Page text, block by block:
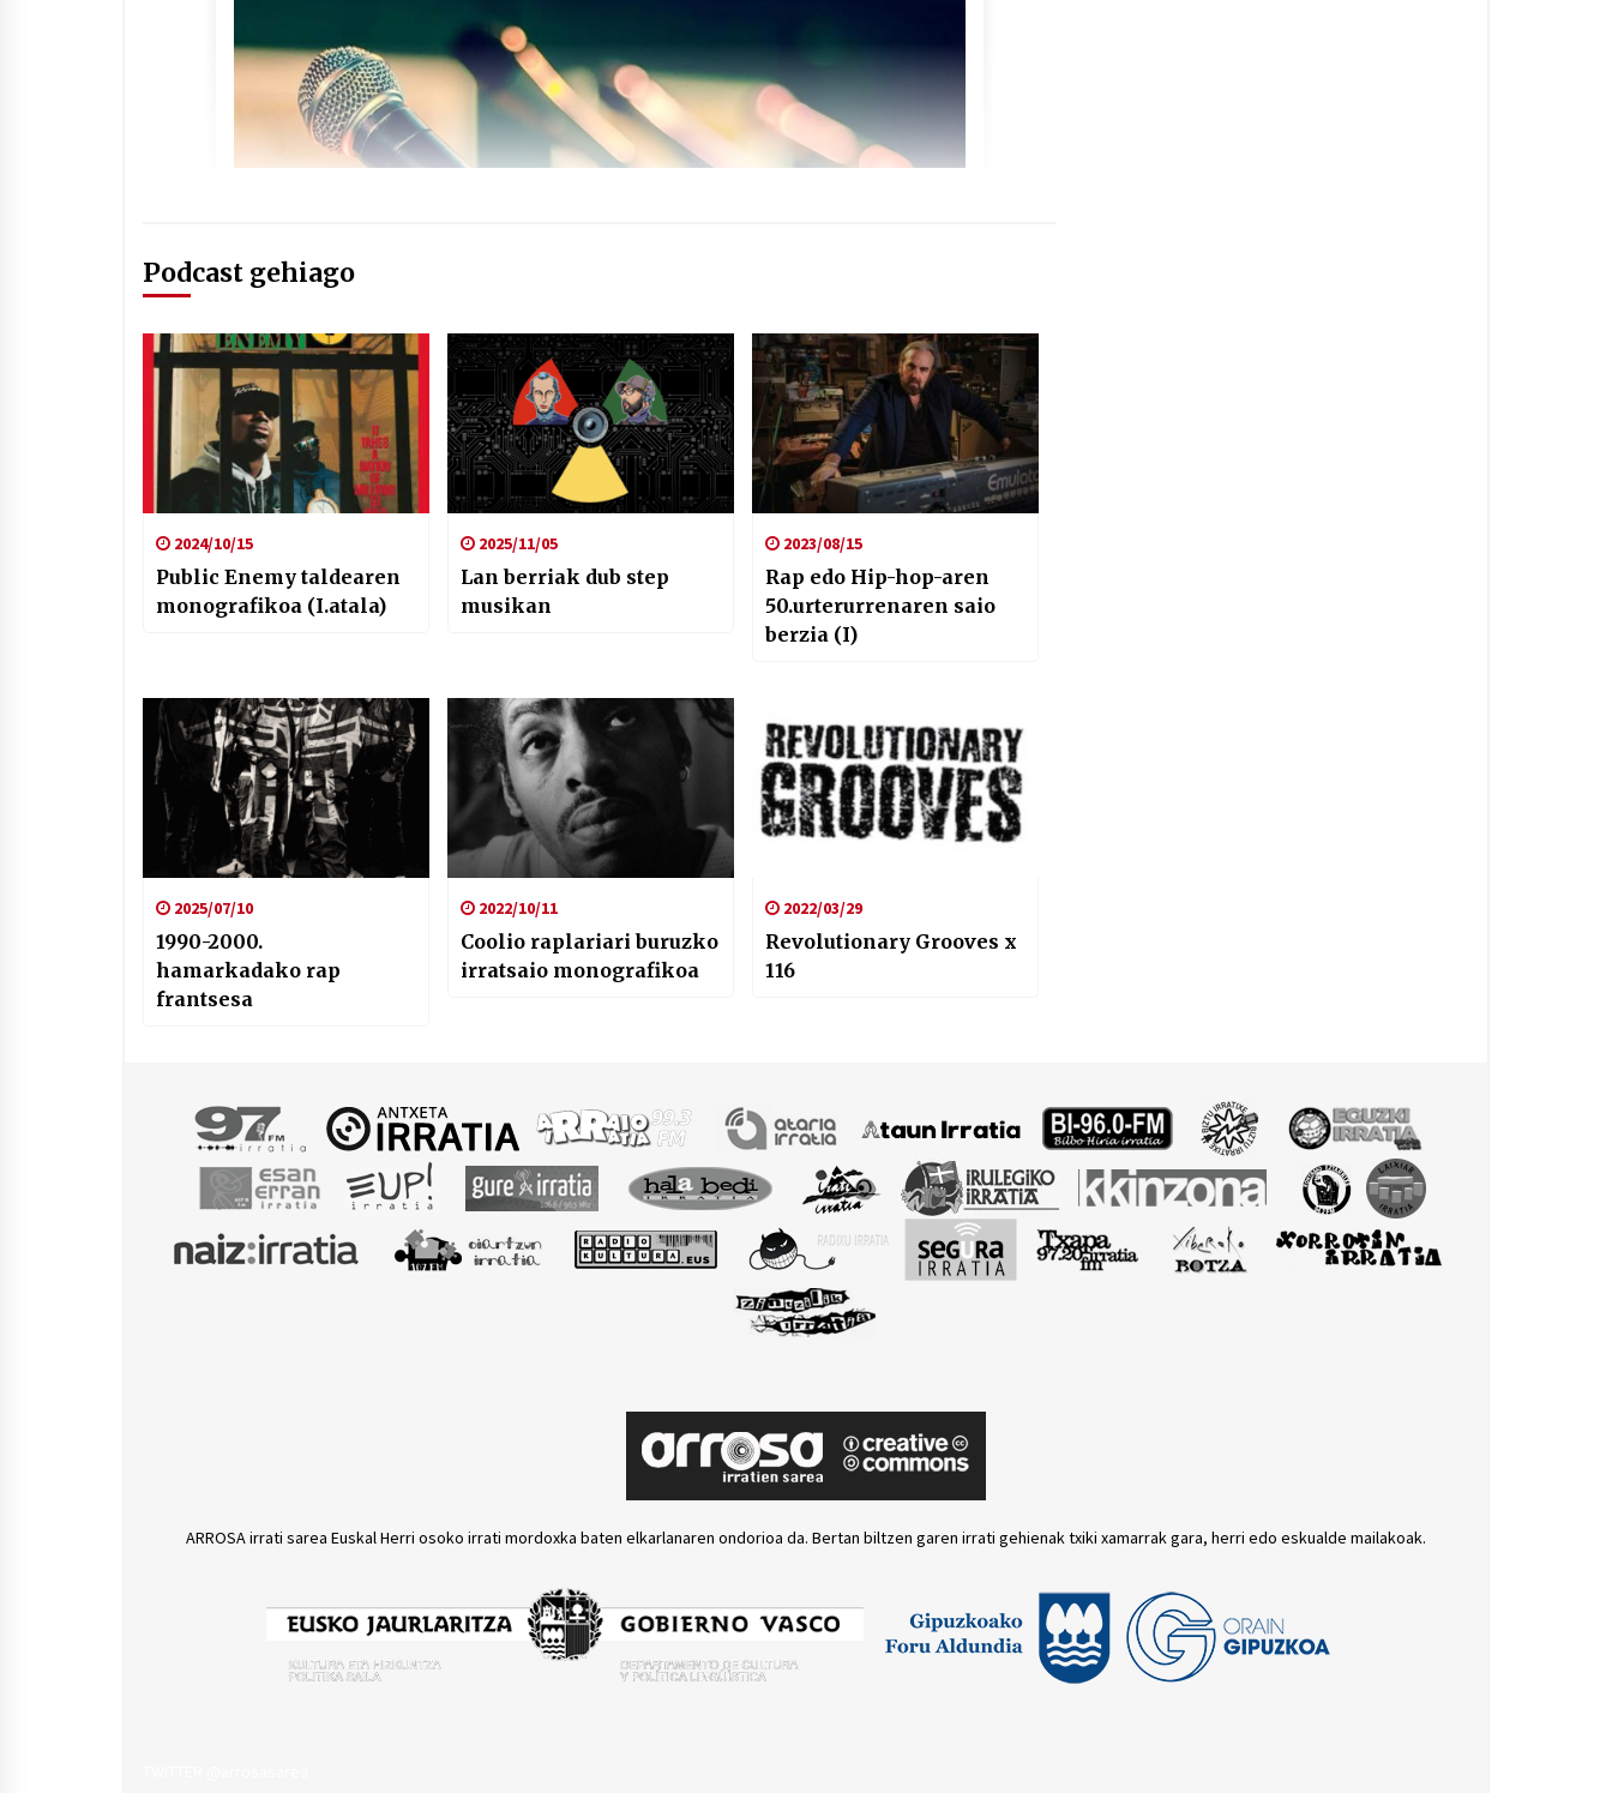
Podcast gehiago
2024/10/15
Public Enemy taldearen
monografikoa (I.atala)
2025/11/05
Lan berriak dub step
musikan
2023/08/15
Rap edo Hip-hop-aren
50.urterurrenaren saio
berzia (I)
2025/07/10
1990-2000.
hamarkadako rap
frantsesa
2022/10/11
Coolio raplariari buruzko
irratsaio monografikoa
2022/03/29
Revolutionary Grooves x
116
ARROSA irrati sarea Euskal Herri osoko irrati mordoxka baten elkarlanaren ondorioa da. Bertan biltzen garen irrati gehienak txiki xamarrak gara, herri edo eskualde mailakoak.